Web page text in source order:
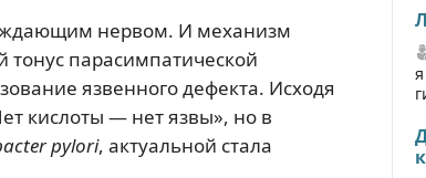
нервом. И механизм
парасимпатической
язвенного дефекта. Исходя
кислоты — нет язвы», но в
pylori, актуальной стала